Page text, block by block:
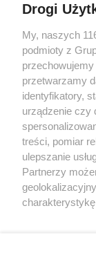
Żaden utwór
rozpowszechniany
tym także
eksploatacji w
Internecie bez
wykorzystanie
tzn. bez właściwej
ścigane prawnie.
Drogi
My, naszych
podmioty z
przetwarzamy
identyfikatory,
urządzenie czy
treści, pomiar
ulepszanie
Partnerzy